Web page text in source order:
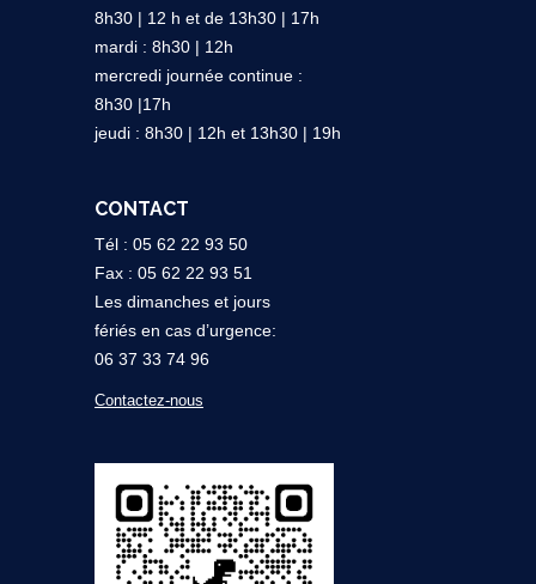
8h30 | 12 h et de 13h30 | 17h
mardi : 8h30 | 12h
mercredi journée continue :
8h30 |17h
jeudi : 8h30 | 12h et 13h30 | 19h
CONTACT
Tél : 05 62 22 93 50
Fax : 05 62 22 93 51
Les dimanches et jours
fériés en cas d’urgence:
06 37 33 74 96
Contactez-nous